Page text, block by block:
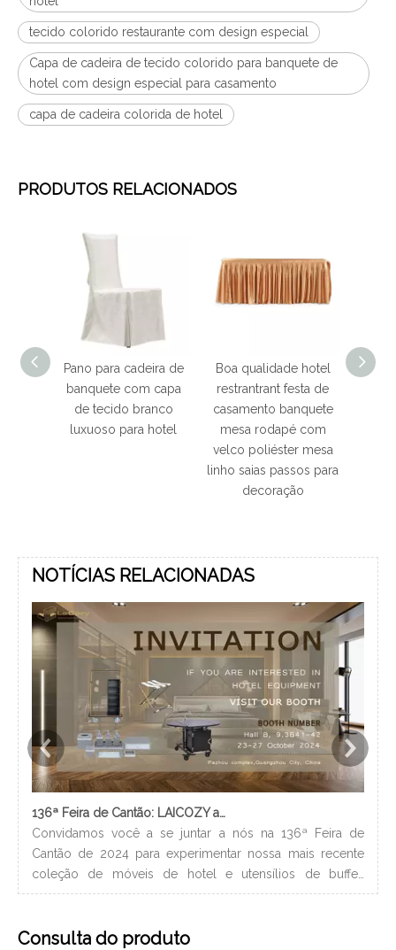
tecido colorido restaurante com design especial
Capa de cadeira de tecido colorido para banquete de
hotel com design especial para casamento
capa de cadeira colorida de hotel
PRODUTOS RELACIONADOS
de
Pano para cadeira de
banquete com capa
de tecido branco
luxuoso para hotel
Boa qualidade hotel
restrantrant festa de
casamento banquete
mesa rodapé com
velco poliéster mesa
linho saias passos para
decoração
Boa
NOTÍCIAS RELACIONADAS
136ª Feira de Cantão: LAICOZY apresenta o futuro dos móveis para hotéis e utensílios de buffet
Convidamos você a se juntar a nós na 136ª Feira de
Cantão de 2024 para experimentar nossa mais recente
coleção de móveis de hotel e utensílios de buffet.
Estamos ansiosos para nos conectar com profissionais da
nossa paixão por artesanato de qualidade e design
Consulta do produto